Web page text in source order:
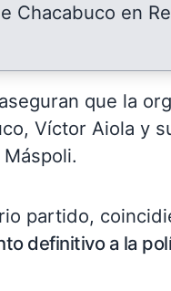
Chacabuco en
que la
Víctor Aiola y
partido,
definitivo a la